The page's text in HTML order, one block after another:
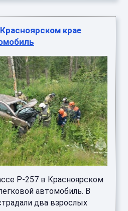
крае
Р-257 в Красноярском
автомобиль. В
два взрослых